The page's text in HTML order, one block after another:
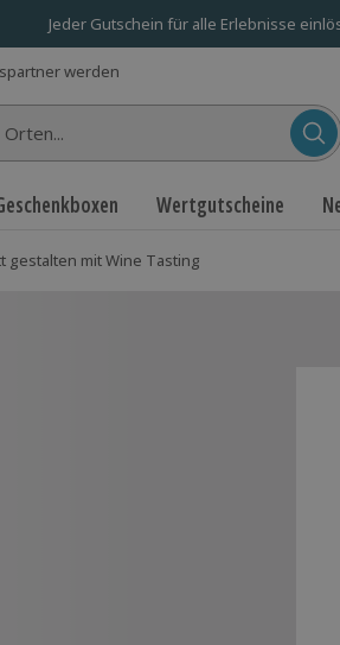
Jeder Gutschein für alle Erlebnisse
werden
Wertgutscheine
gestalten mit Wine Tasting